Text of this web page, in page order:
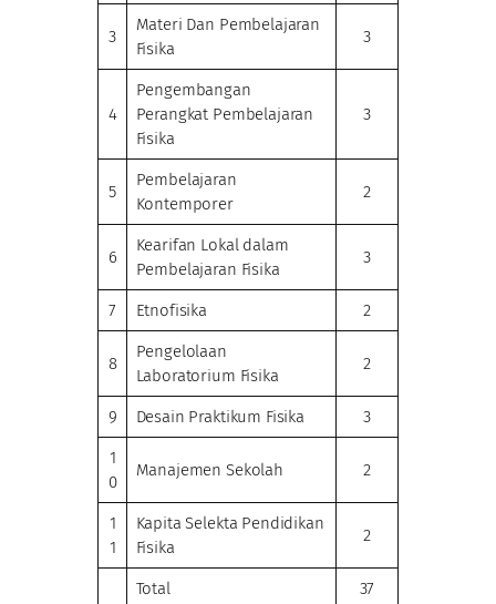
3
Materi Dan Pembelajaran
Fisika
3
4
Pengembangan
Perangkat Pembelajaran
Fisika
3
5
Pembelajaran
Kontemporer
2
6
Kearifan Lokal dalam
Pembelajaran Fisika
3
7 Etnofisika 2
8
Pengelolaan
Laboratorium Fisika
2
9 Desain Praktikum Fisika 3
1
0
Manajemen Sekolah 2
1
1
Kapita Selekta Pendidikan
Fisika
2
Total 37